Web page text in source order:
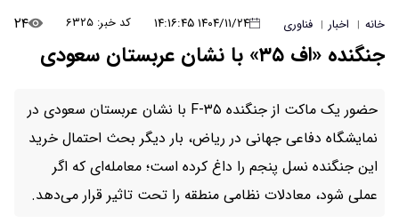
خانه | اخبار | فناوری ۱۴۰۴/۱۱/۲۴ ۱۴:۱۶:۴۵ کد خبر: ۶۳۲۵ ۲۴
جنگنده «اف ۳۵» با نشان عربستان سعودی
حضور یک ماکت از جنگنده F-۳۵ با نشان‌ عربستان سعودی در
نمایشگاه دفاعی جهانی در ریاض، بار دیگر بحث احتمال خرید
این جنگنده نسل پنجم را داغ کرده است؛ معامله‌ای که اگر
عملی شود، معادلات نظامی منطقه را تحت تاثیر قرار می‌دهد.